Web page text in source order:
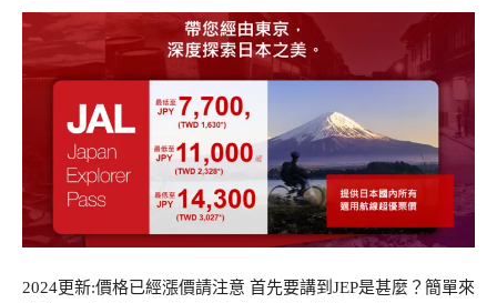
2024更新:價格已經漲價請注意 首先要講到JEP是甚麼？簡單來